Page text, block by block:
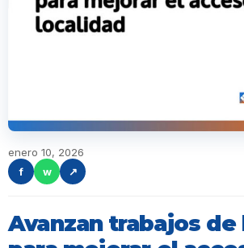
enero 10, 2026
f
w ↗
Avanzan trabajos